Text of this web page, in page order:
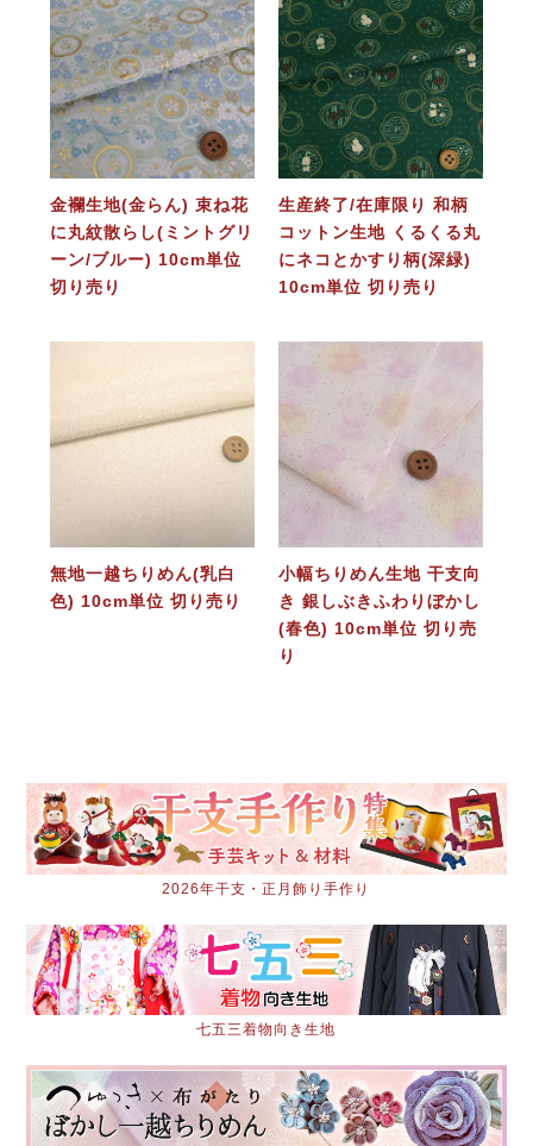
金襴生地(金らん) 束ね花
に丸紋散らし(ミントグリ
ーン/ブルー) 10cm単位
切り売り
生産終了/在庫限り 和柄
コットン生地 くるくる丸
にネコとかすり柄(深緑)
10cm単位 切り売り
無地一越ちりめん(乳白
色) 10cm単位 切り売り
小幅ちりめん生地 干支向
き 銀しぶきふわりぼかし
(春色) 10cm単位 切り売
り
2026年干支・正月飾り手作り
七五三着物向き生地